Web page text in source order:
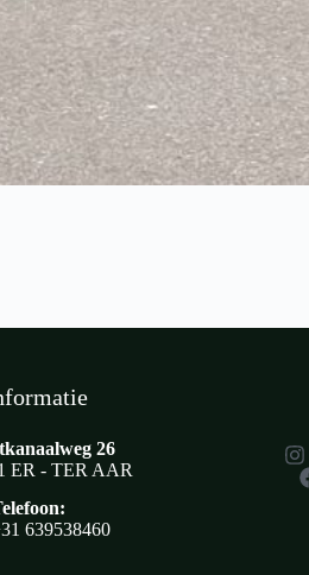
26
ER - TER AAR
639538460